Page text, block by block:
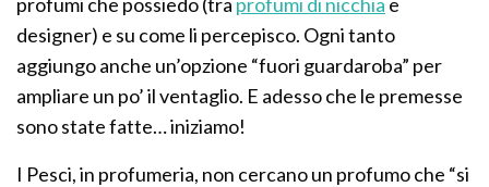
designer) e su come li percepisco. Ogni tanto
aggiungo anche un’opzione “fuori guardaroba” per
ampliare un po’ il ventaglio. E adesso che le premesse
sono state fatte… iniziamo!
I Pesci, in profumeria, non cercano un profumo che “si